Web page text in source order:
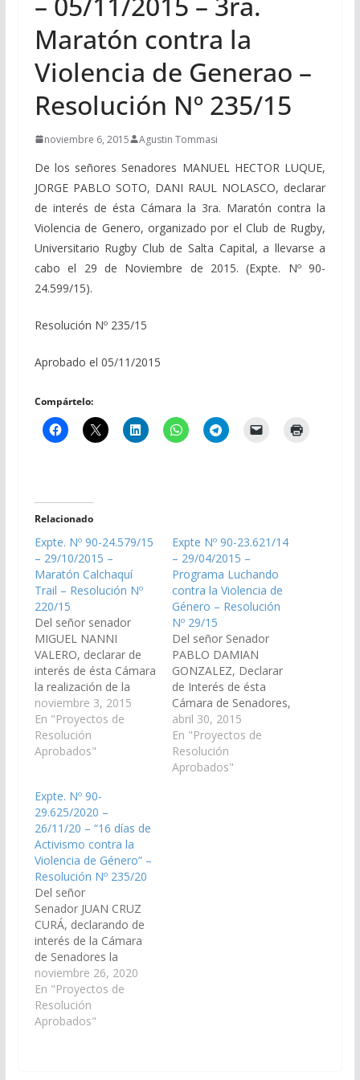
Maratón contra la
Violencia de Generao –
Resolución Nº 235/15
noviembre 6, 2015 Agustin Tommasi
De los señores Senadores MANUEL HECTOR LUQUE,
JORGE PABLO SOTO, DANI RAUL NOLASCO, declarar
de interés de ésta Cámara la 3ra. Maratón contra la
Violencia de Genero, organizado por el Club de Rugby,
Universitario Rugby Club de Salta Capital, a llevarse a
cabo el 29 de Noviembre de 2015. (Expte. Nº 90-
24.599/15).
Resolución Nº 235/15
Aprobado el 05/11/2015
Compártelo:
Relacionado
Expte. Nº 90-24.579/15
– 29/10/2015 –
Maratón Calchaquí
Trail – Resolución Nº
220/15
Del señor senador
MIGUEL NANNI
VALERO, declarar de
interés de ésta Cámara
la realización de la
maratón "Calchaquí
Trial", que se realizará
en la localidad de
Cafayate el día 6 de
objetivo difundir el
deporte y la vida sana
y promover el
turismo…
noviembre 3, 2015
En "Proyectos de
Resolución
Aprobados"
Expte Nº 90-23.621/14
– 29/04/2015 –
Programa Luchando
contra la Violencia de
Género – Resolución
Nº 29/15
Del señor Senador
PABLO DAMIAN
GONZALEZ, Declarar
de Interés de ésta
Cámara de Senadores,
el Programa Luchando
contra la Violencia de
Género, organizado
por la Fundación
abril 30, 2015
En "Proyectos de
Resolución
Aprobados"
Expte. Nº 90-
29.625/2020 –
26/11/20 – “16 días de
Activismo contra la
Violencia de Género” –
Resolución Nº 235/20
Del señor
Senador JUAN CRUZ
CURÁ, declarando de
interés de la Cámara
de Senadores la
Campaña Internacional
“16 días de Activismo
contra la Violencia de
Género”. (Expte. Nº 90-
noviembre 26, 2020
En "Proyectos de
Resolución
Aprobados"